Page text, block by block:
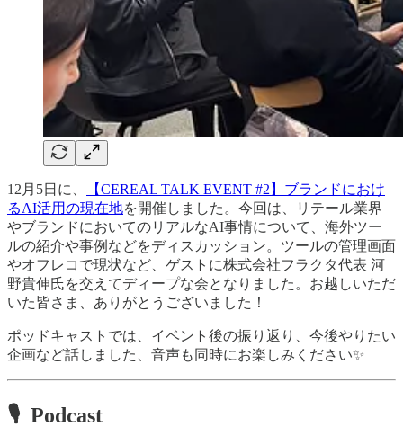
12月5日に、
【CEREAL TALK EVENT #2】ブランドにおけ
るAI活用の現在地を開催しました。今回は、リテール業界
やブランドにおいてのリアルなAI事情について、海外ツー
ルの紹介や事例などをディスカッション。ツールの管理画面
やオフレコで現状など、ゲストに株式会社フラクタ代表 河
野貴伸氏を交えてディープな会となりました。お越しいただ
いた皆さま、ありがとうございました！
ポッドキャストでは、イベント後の振り返り、今後やりたい
企画など話しました、音声も同時にお楽しみください✨
🎙 Podcast